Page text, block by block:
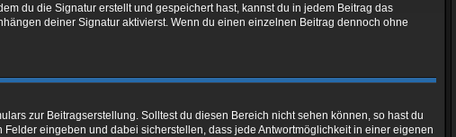
du die Signatur erstellt und gespeichert hast, kannst du in jedem Beitrag das
deiner Signatur aktivierst. Wenn du einen einzelnen Beitrag dennoch ohne
zur Beitragserstellung. Solltest du diesen Bereich nicht sehen können, so hast du
eingeben und dabei sicherstellen, dass jede Antwortmöglichkeit in einer eigenen